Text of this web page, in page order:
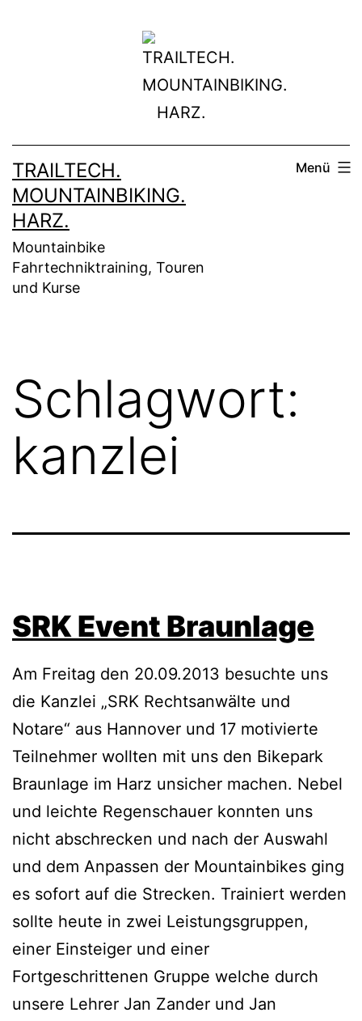
TRAILTECH.
MOUNTAINBIKING.
HARZ.
Mountainbike
Fahrtechniktraining, Touren
und Kurse
Menü
Schlagwort:
kanzlei
SRK Event Braunlage
Am Freitag den 20.09.2013 besuchte uns
die Kanzlei „SRK Rechtsanwälte und
Notare“ aus Hannover und 17 motivierte
Teilnehmer wollten mit uns den Bikepark
Braunlage im Harz unsicher machen. Nebel
und leichte Regenschauer konnten uns
nicht abschrecken und nach der Auswahl
und dem Anpassen der Mountainbikes ging
es sofort auf die Strecken. Trainiert werden
sollte heute in zwei Leistungsgruppen,
einer Einsteiger und einer
Fortgeschrittenen Gruppe welche durch
unsere Lehrer Jan Zander und Jan